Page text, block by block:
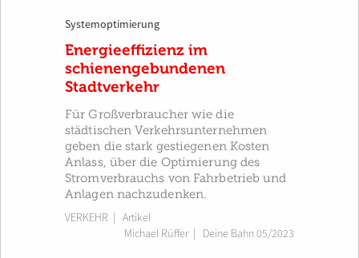
Systemoptimierung
Energieeffizienz im
schienengebundenen
Stadtverkehr
Für Großverbraucher wie die
städtischen Verkehrsunternehmen
geben die stark gestiegenen Kosten
Anlass, über die Optimierung des
Stromverbrauchs von Fahrbetrieb und
Anlagen nachzudenken.
VERKEHR | Artikel
Michael Rüffer| Deine Bahn 05/2023